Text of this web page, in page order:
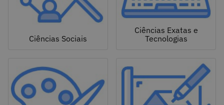
Ciências Sociais
Ciências Exatas e
Tecnologias